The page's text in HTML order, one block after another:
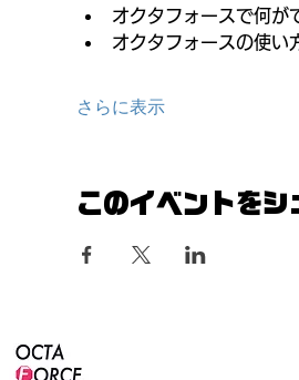
オクタフォースで何が
オクタフォースの使い
さらに表示
このイベントをシ